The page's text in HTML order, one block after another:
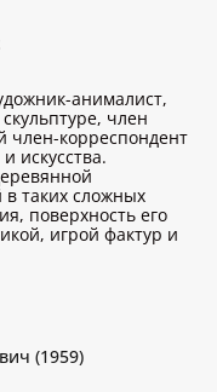
анималист,
член
член-корреспондент
искусства.
таких сложных
поверхность его
игрой фактур и
(1959)